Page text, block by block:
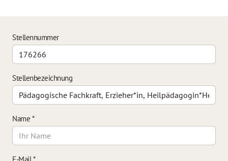
Stellennummer
Stellenbezeichnung
Name *